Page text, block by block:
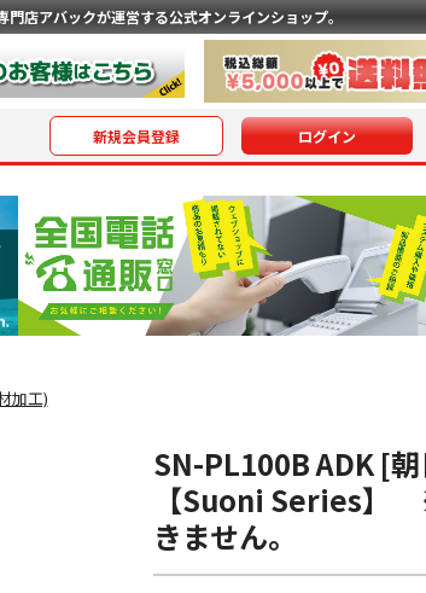
門店アバックが運営する公式オンラインショップ。
新規会員登録 ログイン
加工)
SN-PL100B ADK [
【Suoni Series】
きません。